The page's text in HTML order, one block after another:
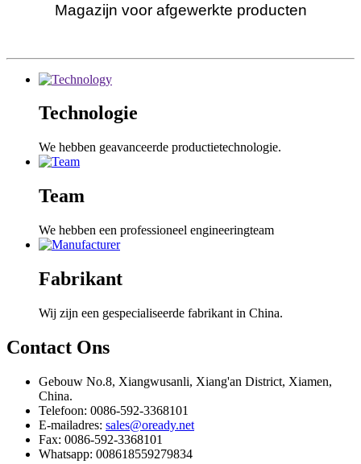
Magazijn voor afgewerkte producten
Technologie
We hebben geavanceerde productietechnologie.
Team
We hebben een professioneel engineeringteam
Fabrikant
Wij zijn een gespecialiseerde fabrikant in China.
Contact Ons
Gebouw No.8, Xiangwusanli, Xiang'an District, Xiamen,
China.
Telefoon: 0086-592-3368101
E-mailadres: sales@oready.net
Fax: 0086-592-3368101
Whatsapp: 008618559279834